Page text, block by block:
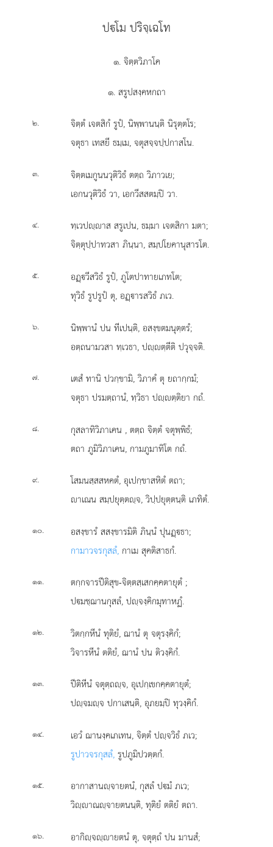
ปโม ปริจฺเฉโท
๑. จิตฺตวิภาโค
๑. สรูปสงฺคหกถา
๒. จิตฺตํ เจตสิกํ รูปํ, นิพฺพานนฺติ นิรุตฺตโร;
จตุธา เทสยี ธมฺเม, จตุสจฺจปฺปกาสโน.
๓.
จิตฺตเมกูนนวุติวิธํ ตตฺถ วิภาวเย;
เอกนวุติวิธํ วา, เอกวีสสตมฺปิ วา.
๔.
ทฺเวปฺาส สรูเปน, ธมฺมา เจตสิกา มตา;
จิตฺตุปฺปาทวสา ภินฺนา, สมฺปโยคานุสารโต.
๕.
อฏฺวีสวิธํ รูปํ, ภูโตปาทายเภทโต;
ทุวิธํ รูปรูปํ ตุ, อฏฺารสวิธํ ภเว.
๖.
นิพฺพานํ ปน ทีเปนฺติ, อสงฺขตมนุตฺตรํ;
อตฺถนามวสา ทฺเวธา, ปฺตฺตีติ ปวุจฺจติ.
๗.
เตสํ ทานิ ปวกฺขามิ, วิภาคํ ตุ ยถากฺกมํ;
จตุธา ปรมตฺถานํ, ทฺวิธา ปฺตฺติยา กถํ.
๘. กุสลาทิวิภาเคน , ตตฺถ จิตฺตํ จตุพฺพิธํ;
ตถา ภูมิวิภาเคน, กามภูมาทิโต กถํ.
๙.
โสมนสฺสสหคตํ, อุเปกฺขาสหิตํ ตถา;
าเณน สมฺปยุตฺตฺจ, วิปฺปยุตฺตนฺติ เภทิตํ.
๑๐.
อสงฺขารํ สสงฺขารมิติ ภินฺนํ ปุนฏฺธา;
กามาวจรกุสลํ,กาเม สุคติสาธกํ.
๑๑. ตกฺกจารปีติสุข-จิตฺตสฺเสกคฺคตายุตํ ;
ปมชฺฌานกุสลํ, ปฺจงฺคิกมุทาหฏํ.
๑๒.
วิตกฺกหีนํ ทุติยํ, ฌานํ ตุ จตุรงฺคิกํ;
วิจารหีนํ ตติยํ, ฌานํ ปน ติวงฺคิกํ.
๑๓.
ปีติหีนํ จตุตฺถฺจ, อุเปกฺเขกคฺคตายุตํ;
ปฺจมฺจ ปกาเสนฺติ, อุภยมฺปิ ทุวงฺคิกํ.
๑๔.
เอวํ ฌานงฺคเภเทน, จิตฺตํ ปฺจวิธํ ภเว;
รูปาวจรกุสลํ,รูปภูมิปวตฺตกํ.
๑๕.
อากาสานฺจายตนํ, กุสลํ ปมํ ภเว;
วิฺาณฺจายตนนฺติ, ทุติยํ ตติยํ ตถา.
๑๖.
อากิฺจฺายตนํ ตุ, จตุตฺถํ ปน มานสํ;